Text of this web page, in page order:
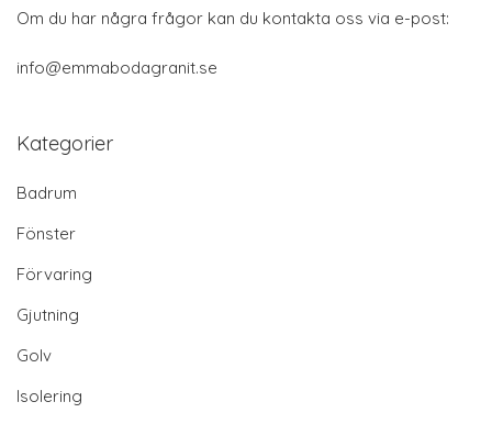
Om du har några frågor kan du kontakta oss via e-post:
info@emmabodagranit.se
Kategorier
Badrum
Fönster
Förvaring
Gjutning
Golv
Isolering